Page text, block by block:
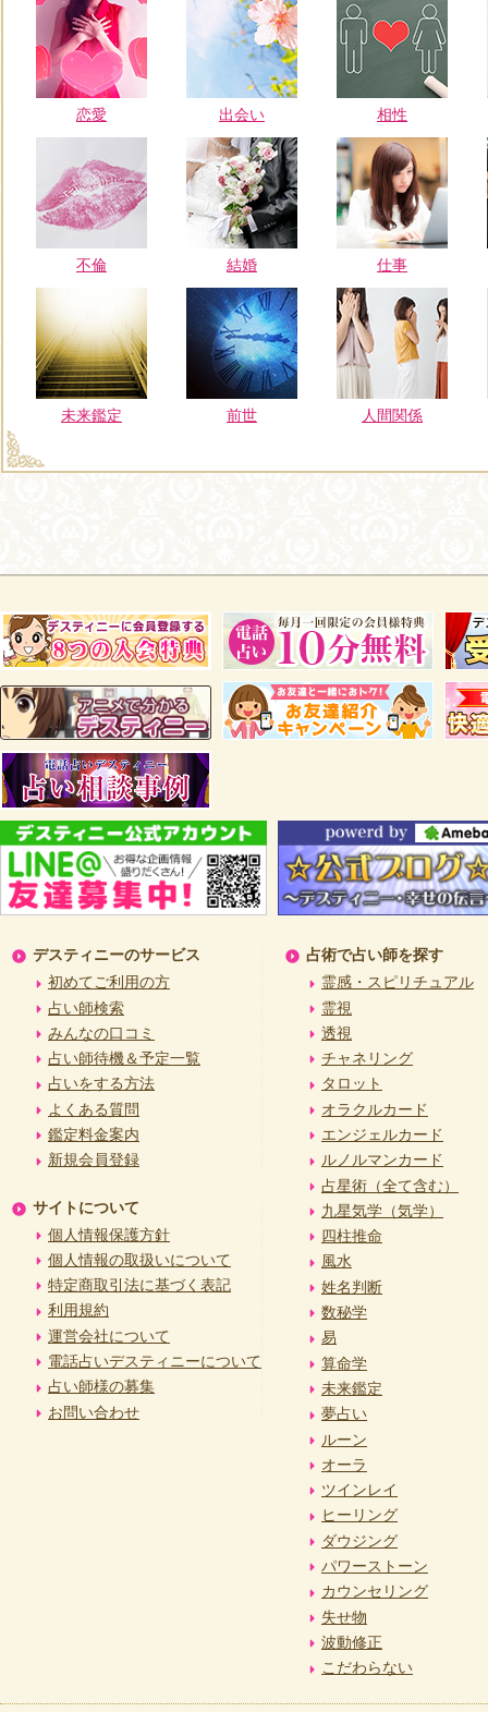
恋愛 出会い 相性
不倫 結婚 仕事
未来鑑定 前世 人間関係
デスティニーのサービス
初めてご利用の方
占い師検索
みんなの口コミ
占い師待機＆予定一覧
占いをする方法
よくある質問
鑑定料金案内
新規会員登録
サイトについて
個人情報保護方針
個人情報の取扱いについて
特定商取引法に基づく表記
利用規約
運営会社について
電話占いデスティニーについて
占い師様の募集
お問い合わせ
占術で占い師を探す
霊感・スピリチュアル
霊視
透視
チャネリング
タロット
オラクルカード
エンジェルカード
ルノルマンカード
占星術（全て含む）
九星気学（気学）
四柱推命
風水
姓名判断
数秘学
易
算命学
未来鑑定
夢占い
ルーン
オーラ
ツインレイ
ヒーリング
ダウジング
パワーストーン
カウンセリング
失せ物
波動修正
こだわらない